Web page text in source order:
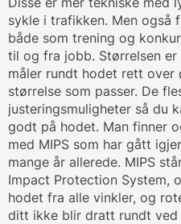
sykle i trafikken. Men også
både som trening og
til og fra jobb. Størrelsen
måler rundt hodet rett over
størrelse som passer. De
justeringsmuligheter så du
godt på hodet. Man finner
med MIPS som har gått
mange år allerede. MIPS
Impact Protection System,
hodet fra alle vinkler, og
ditt ikke blir dratt rundt ved